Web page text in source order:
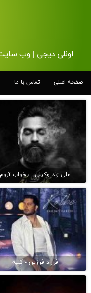
اونلی دیجی | وب
صفحه اصلی تماس با ما
علی زند وکیلی - بخواب آروم
فرزاد فرزین - کلبه